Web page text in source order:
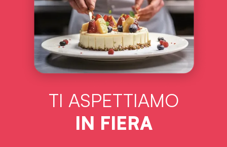
TI ASPETTIAMO
IN FIERA